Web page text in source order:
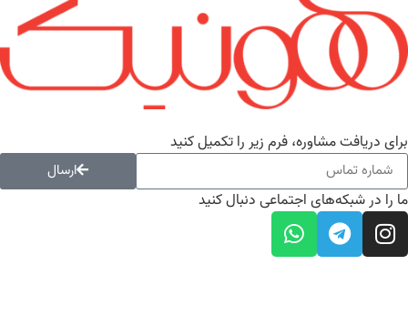
دریافت مشاوره، فرم زیر را تکمیل کنید
ارسال
را در شبکه‌های اجتماعی دنبال کنید